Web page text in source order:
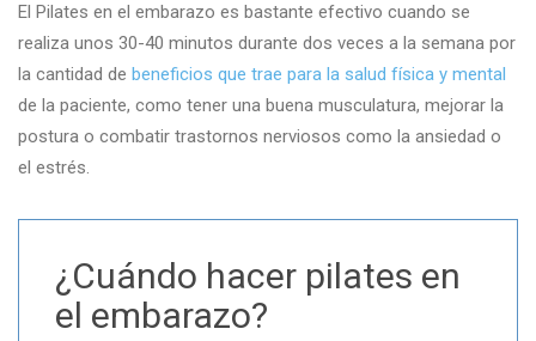
El Pilates en el embarazo es bastante efectivo cuando se
realiza unos 30-40 minutos durante dos veces a la semana por
la cantidad de beneficios que trae para la salud física y mental
de la paciente, como tener una buena musculatura, mejorar la
postura o combatir trastornos nerviosos como la ansiedad o
el estrés.
¿Cuándo hacer pilates en
el embarazo?